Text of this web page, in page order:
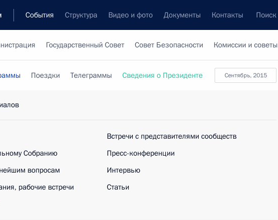
События Структура Видео и фото Документы Контакты Поиск
Государственный Совет Совет Безопасности Комиссии и советы
сентябрь, 2015
Поездки Телеграммы Сведения о Президенте
Собранию
вопросам
рабочие встречи
Встречи с представителями сообществ
Пресс-конференции
Интервью
Статьи